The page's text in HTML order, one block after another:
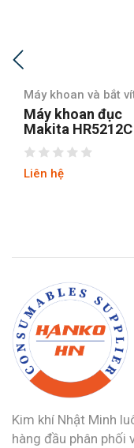
Máy khoan và
Máy khoan
MRH3203
Liên hệ
Kim khí Nhật Minh
hàng đầu phân phối